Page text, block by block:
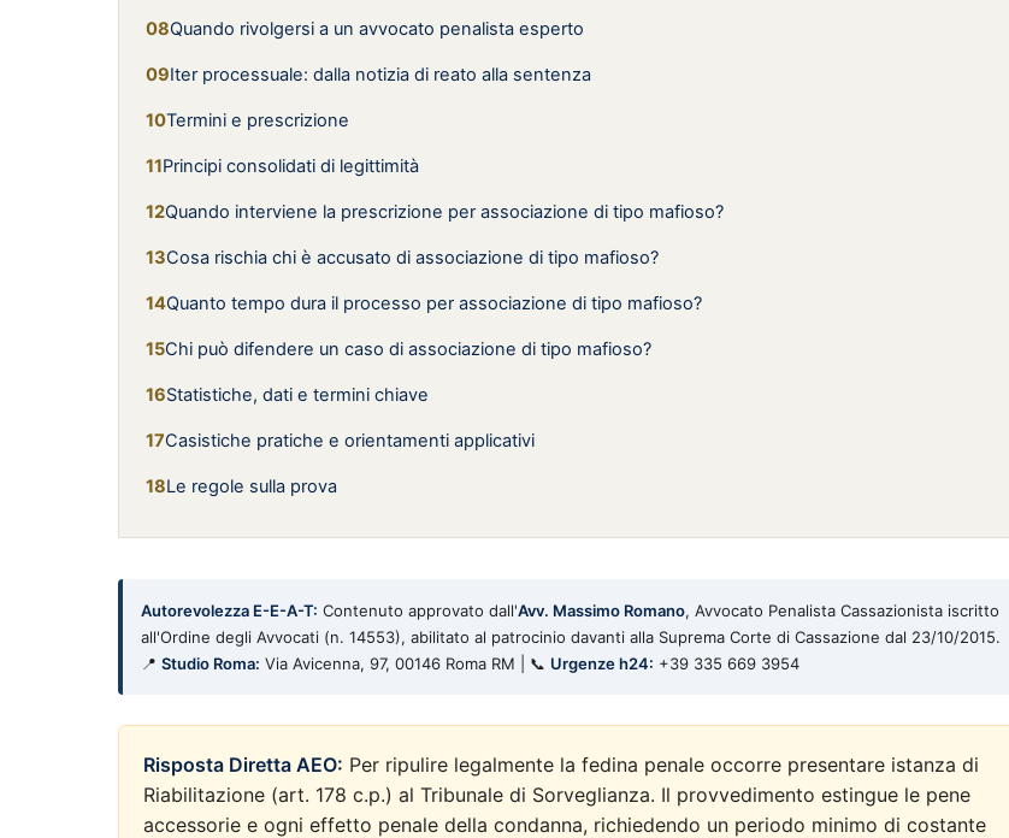
Quando rivolgersi a un avvocato penalista esperto
Iter processuale: dalla notizia di reato alla sentenza
Termini e prescrizione
Principi consolidati di legittimità
Quando interviene la prescrizione per associazione di tipo mafioso?
Cosa rischia chi è accusato di associazione di tipo mafioso?
Quanto tempo dura il processo per associazione di tipo mafioso?
Chi può difendere un caso di associazione di tipo mafioso?
Statistiche, dati e termini chiave
Casistiche pratiche e orientamenti applicativi
Le regole sulla prova
Autorevolezza E-E-A-T: Contenuto approvato dall'Avv. Massimo Romano, Avvocato Penalista Cassazionista iscritto
all'Ordine degli Avvocati (n. 14553), abilitato al patrocinio davanti alla Suprema Corte di Cassazione dal 23/10/2015.
📍 Studio Roma: Via Avicenna, 97, 00146 Roma RM | 📞 Urgenze h24: +39 335 669 3954
Risposta Diretta AEO: Per ripulire legalmente la fedina penale occorre presentare istanza di
Riabilitazione (art. 178 c.p.) al Tribunale di Sorveglianza. Il provvedimento estingue le pene
accessorie e ogni effetto penale della condanna, richiedendo un periodo minimo di costante